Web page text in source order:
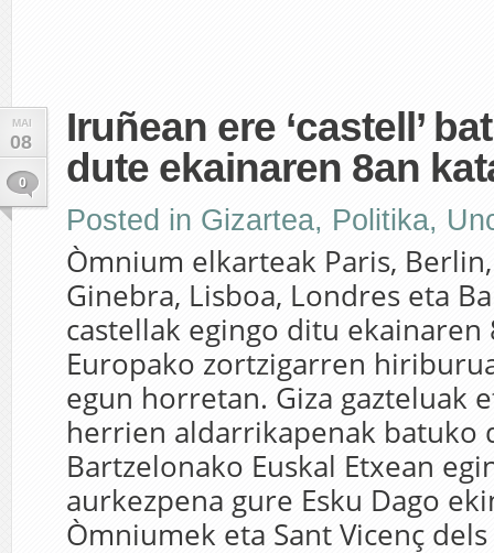
MAI
08
0
Iruñean ere ‘castell’
dute ekainaren 8an
Posted in Gizartea, Politika,
Òmnium elkarteak Paris,
Ginebra, Lisboa, Londres eta
castellak egingo ditu ekainaren
Europako zortzigarren
egun horretan. Giza gazteluak
herrien aldarrikapenak batuko
Bartzelonako Euskal Etxean
aurkezpena gure Esku Dago
Òmniumek eta Sant Vicenç